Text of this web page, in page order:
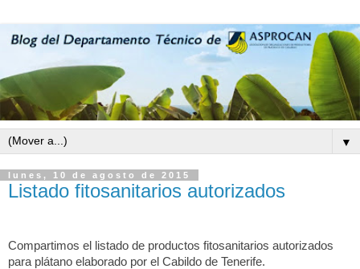
▼
lunes, 10 de agosto de 2015
Listado fitosanitarios autorizados
Compartimos el listado de productos fitosanitarios autorizados
para plátano elaborado por el Cabildo de Tenerife.